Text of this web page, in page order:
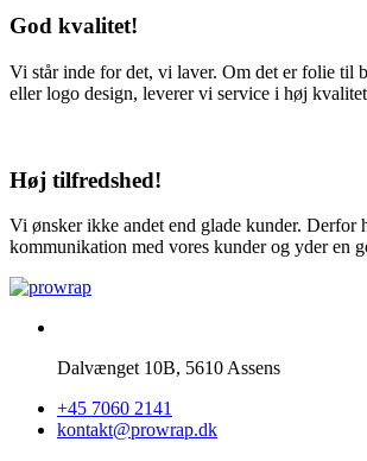
God kvalitet!
Vi står inde for det, vi laver. Om det er folie til
eller logo design, leverer vi service i høj
Høj tilfredshed!
Vi ønsker ikke andet end glade kunder. Derfor
kommunikation med vores kunder og yder en
Dalvænget 10B, 5610 Assens
+45 7060 2141
kontakt@prowrap.dk